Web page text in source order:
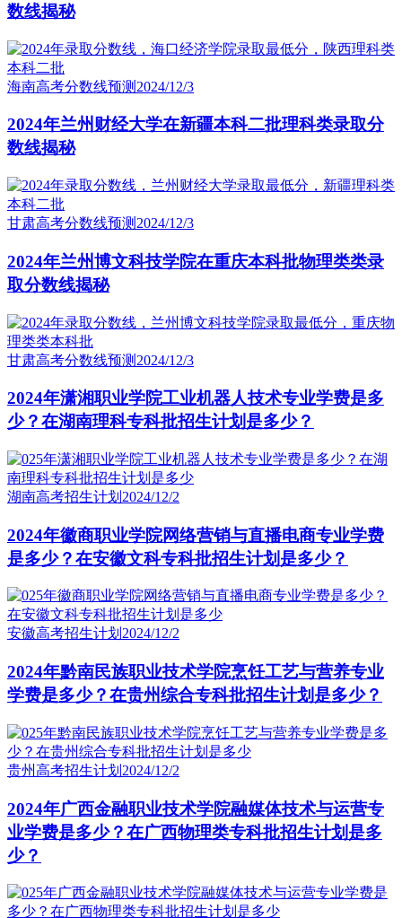
数线揭秘
海南高考分数线预测 2024/12/3
2024年兰州财经大学在新疆本科二批理科类录取分
数线揭秘
甘肃高考分数线预测 2024/12/3
2024年兰州博文科技学院在重庆本科批物理类类录
取分数线揭秘
甘肃高考分数线预测 2024/12/3
2024年潇湘职业学院工业机器人技术专业学费是多
少？在湖南理科专科批招生计划是多少？
湖南高考招生计划 2024/12/2
2024年徽商职业学院网络营销与直播电商专业学费
是多少？在安徽文科专科批招生计划是多少？
安徽高考招生计划 2024/12/2
2024年黔南民族职业技术学院烹饪工艺与营养专业
学费是多少？在贵州综合专科批招生计划是多少？
贵州高考招生计划 2024/12/2
2024年广西金融职业技术学院融媒体技术与运营专
业学费是多少？在广西物理类专科批招生计划是多
少？